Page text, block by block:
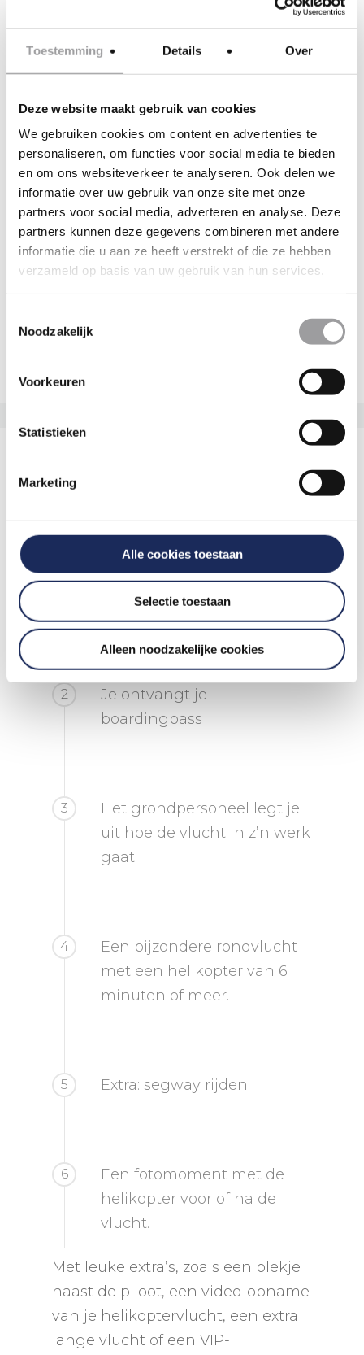
Toestemming Details Over
Deze website maakt gebruik van cookies
We gebruiken cookies om content en advertenties te
personaliseren, om functies voor social media te bieden
en om ons websiteverkeer te analyseren. Ook delen we
informatie over uw gebruik van onze site met onze
partners voor social media, adverteren en analyse. Deze
partners kunnen deze gegevens combineren met andere
informatie die u aan ze heeft verstrekt of die ze hebben
verzameld op basis van uw gebruik van hun services.
Noodzakelijk
Voorkeuren
Statistieken
Marketing
Alle cookies toestaan
Selectie toestaan
Alleen noodzakelijke cookies
de wereld van boven te
tijd beleef je onvergetelijke
momenten; wat een gave
ervaring! Zodra je weer met
beide benen op de grond staat
krijg je de mogelijkheid om een
foto te maken met de
helikopter.
HOE ZIET HET PROGRAMMA ERUIT?
Ontvangst op locatie.
2
Je ontvangt je
boardingpass
3
Het grondpersoneel legt je
uit hoe de vlucht in z’n werk
gaat.
4
Een bijzondere rondvlucht
met een helikopter van 6
minuten of meer.
5 Extra: segway rijden
6
Een fotomoment met de
helikopter voor of na de
vlucht.
Met leuke extra’s, zoals een plekje
naast de piloot, een video-opname
van je helikoptervlucht, een extra
lange vlucht of een VIP-